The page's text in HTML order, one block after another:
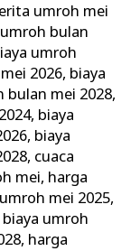
umroh mei
bulan
umroh
2026, biaya
bulan mei 2028,
, biaya
, biaya
, cuaca
mei, harga
mei 2025,
umroh
, harga